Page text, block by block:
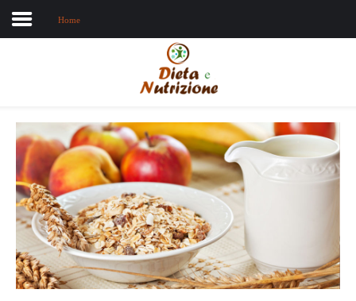
Dieta e nutrizione
Intolleranze
Terapie Naturali
Home